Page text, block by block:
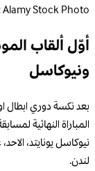
Stock Photo
أوّل ألقاب
ونيوكاسل
بعد نكسة دوري ابطال
المباراة النهائية
نيوكاسل يونايتد،
لندن.